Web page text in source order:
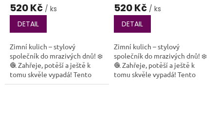
520 Kč / ks
DETAIL
Zimní kulich – stylový
společník do mrazivých dnů! ❄️
🧶 Zahřeje, potěší a ještě k
tomu skvěle vypadá! Tento
ručně háčkovaný zimní kulich
520 Kč / ks
DETAIL
Zimní kulich – stylový
společník do mrazivých dnů! ❄️
🧶 Zahřeje, potěší a ještě k
tomu skvěle vypadá! Tento